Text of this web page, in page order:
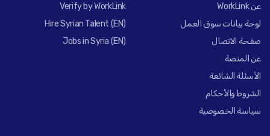
عن WorkLink
لوحة بيانات سوق العمل
صفحة الاتصال
عن المنصة
الأسئلة الشائعة
الشروط والأحكام
سياسة الخصوصية
Verify by WorkLink
Hire Syrian Talent (EN)
Jobs in Syria (EN)